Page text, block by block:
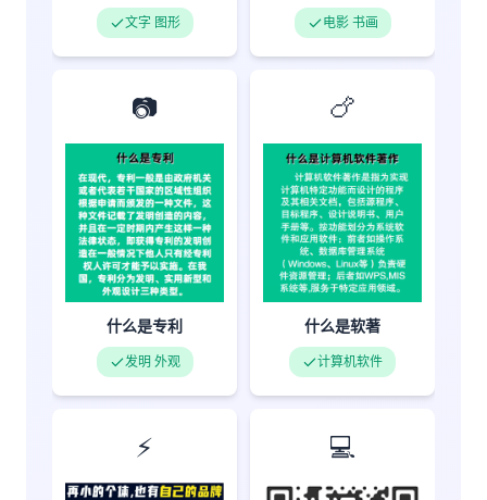
文字 图形 电影 书画
📷
什么是专利
发明 外观
🍗
什么是软著
计算机软件
⚡ 💻